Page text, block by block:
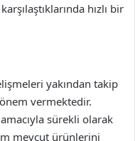
hızlı bir
yakından takip
vermektedir.
sürekli olarak
mevcut ürünlerini